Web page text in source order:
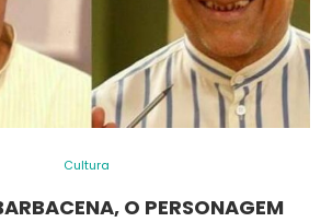
Cultura
O PERSONAGEM